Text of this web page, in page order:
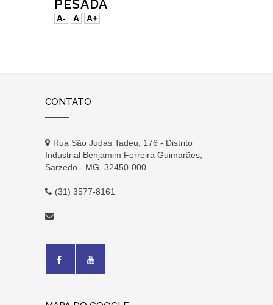
PESADA
A- A A+
CONTATO
Rua São Judas Tadeu, 176 - Distrito
Industrial Benjamim Ferreira Guimarães,
Sarzedo - MG, 32450-000
(31) 3577-8161